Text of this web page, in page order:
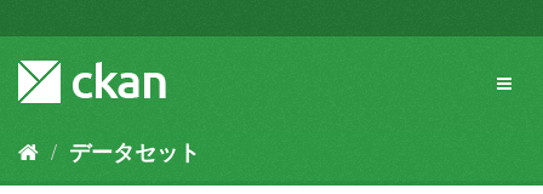
キ
容
データセット